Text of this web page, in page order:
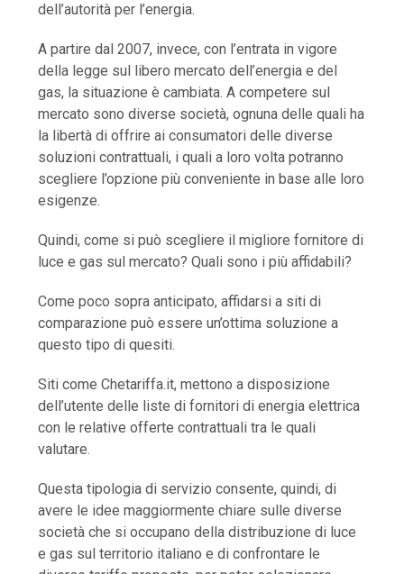
dell’autorità per l’energia.
A partire dal 2007, invece, con l’entrata in vigore
della legge sul libero mercato dell’energia e del
gas, la situazione è cambiata. A competere sul
mercato sono diverse società, ognuna delle quali ha
la libertà di offrire ai consumatori delle diverse
soluzioni contrattuali, i quali a loro volta potranno
scegliere l’opzione più conveniente in base alle loro
esigenze.
Quindi, come si può scegliere il migliore fornitore di
luce e gas sul mercato? Quali sono i più affidabili?
Come poco sopra anticipato, affidarsi a siti di
comparazione può essere un’ottima soluzione a
questo tipo di quesiti.
Siti come Chetariffa.it, mettono a disposizione
dell’utente delle liste di fornitori di energia elettrica
con le relative offerte contrattuali tra le quali
valutare.
Questa tipologia di servizio consente, quindi, di
avere le idee maggiormente chiare sulle diverse
società che si occupano della distribuzione di luce
e gas sul territorio italiano e di confrontare le